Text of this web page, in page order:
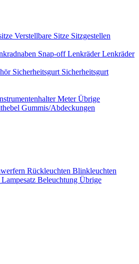
Verstellbare Sitze Sitzgestellen
Snap-offLenkräderLenkräder
Sicherheitsgurt Sicherheitsgurt
Meter Übrige
Gummis/Abdeckungen
Rückleuchten Blinkleuchten
Lampesatz Beleuchtung Übrige